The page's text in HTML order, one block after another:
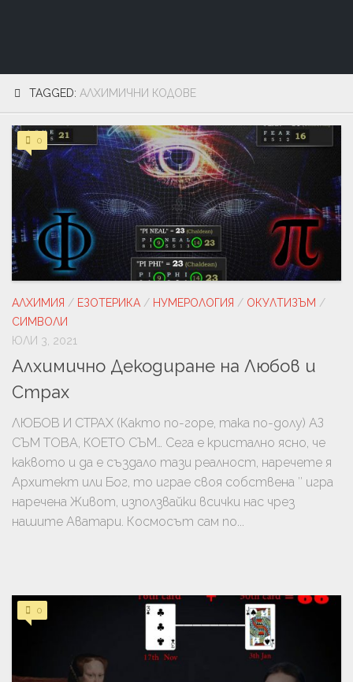
TAGGED: АЛХИМИЧНИ КОДОВЕ
0
АЛХИМИЯ / ЕЗОТЕРИКА / НУМЕРОЛОГИЯ / ОКУЛТИЗЪМ /
СИМВОЛИ
ЮЛИ 3, 2021
Алхимично Декодиране на Любов и
Страх
ЛЮБОВ И СТРАХ (Както по-горе, така по-долу) АЗ
СЪМ ТОВА, КОЕТО СЪМ… Сега е кристално ясно, че
каквото и да е създало тази реалност, наречете я
Архитект или Бог, то играе своя собствена ′′ игра
наречена Живот, използвайки всички нас чрез
нашите Аватари. Космосът сам по...
0